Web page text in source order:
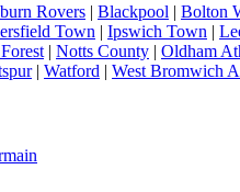
Rovers | Blackpool | Bolton
Town | Ipswich Town |
| Notts County | Oldham
| Watford | West Bromwich